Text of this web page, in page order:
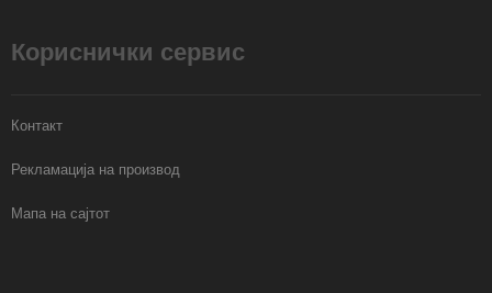
Кориснички сервис
Контакт
Рекламација на производ
Мапа на сајтот